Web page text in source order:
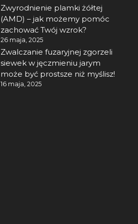
Zwyrodnienie plamki żółtej
(AMD) – jak możemy pomóc
zachować Twój wzrok?
26 maja, 2025
Zwalczanie fuzaryjnej zgorzeli
siewek w jęczmieniu jarym
może być prostsze niż myślisz!
16 maja, 2025